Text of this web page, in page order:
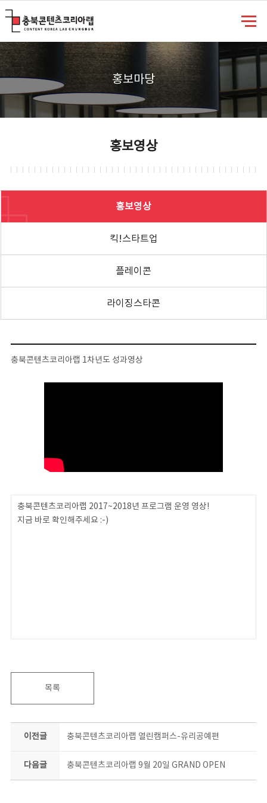
홍보마당
홍보영상
홍보영상
킥!스타트업
플레이콘
라이징스타콘
충북콘텐츠코리아랩 1차년도 성과영상
충북콘텐츠코리아랩 2017~2018년 프로그램 운영 영상!
지금 바로 확인해주세요 :-)
목록
이전글 충북콘텐츠코리아랩 열린캠퍼스-유리공예편
다음글 충북콘텐츠코리아랩 9월 20일 GRAND OPEN